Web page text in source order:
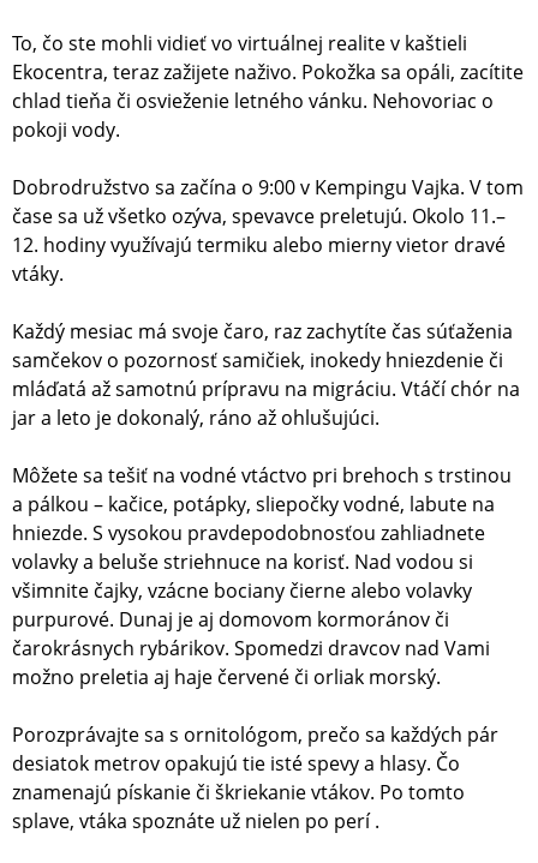
To, čo ste mohli vidieť vo virtuálnej realite v kaštieli
Ekocentra, teraz zažijete naživo. Pokožka sa opáli, zacítite
chlad tieňa či osvieženie letného vánku. Nehovoriac o
pokoji vody.
Dobrodružstvo sa začína o 9:00 v Kempingu Vajka. V tom
čase sa už všetko ozýva, spevavce preletujú. Okolo 11.–
12. hodiny využívajú termiku alebo mierny vietor dravé
vtáky.
Každý mesiac má svoje čaro, raz zachytíte čas súťaženia
samčekov o pozornosť samičiek, inokedy hniezdenie či
mláďatá až samotnú prípravu na migráciu. Vtáčí chór na
jar a leto je dokonalý, ráno až ohlušujúci.
Môžete sa tešiť na vodné vtáctvo pri brehoch s trstinou
a pálkou – kačice, potápky, sliepočky vodné, labute na
hniezde. S vysokou pravdepodobnosťou zahliadnete
volavky a beluše striehnuce na korisť. Nad vodou si
všimnite čajky, vzácne bociany čierne alebo volavky
purpurové. Dunaj je aj domovom kormoránov či
čarokrásnych rybárikov. Spomedzi dravcov nad Vami
možno preletia aj haje červené či orliak morský.
Porozprávajte sa s ornitológom, prečo sa každých pár
desiatok metrov opakujú tie isté spevy a hlasy. Čo
znamenajú pískanie či škriekanie vtákov. Po tomto
splave, vtáka spoznáte už nielen po perí .